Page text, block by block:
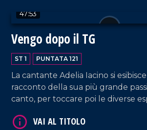
47:53
Vengo dopo il TG
ST 1 PUNTATA 121
La cantante Adelia Iacino si esibisce
racconto della sua più grande
canto, per toccare poi le diverse
spaziano dalla conduzione tv e